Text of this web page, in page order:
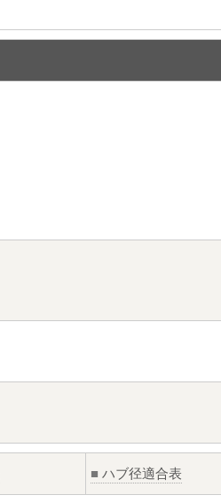
■ ハブ径適合表